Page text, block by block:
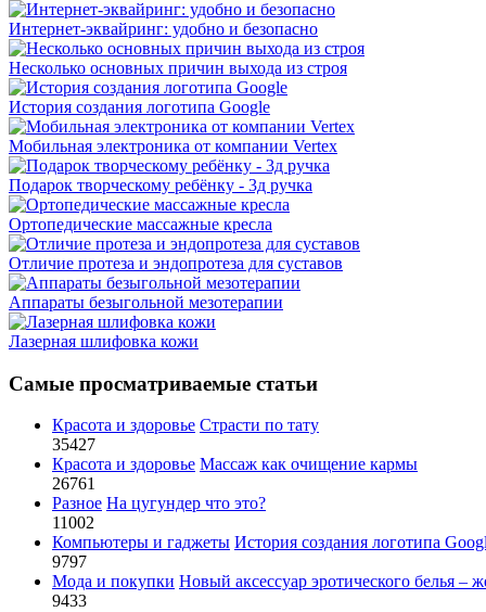
Интернет-эквайринг: удобно и безопасно
Несколько основных причин выхода из строя
История создания логотипа Google
Мобильная электроника от компании Vertex
Подарок творческому ребёнку - 3д ручка
Ортопедические массажные кресла
Отличие протеза и эндопротеза для суставов
Аппараты безыгольной мезотерапии
Лазерная шлифовка кожи
Самые просматриваемые статьи
Красота и здоровье Страсти по тату
35427
Красота и здоровье Массаж как очищение кармы
26761
Разное На цугундер что это?
11002
Компьютеры и гаджеты История создания логотипа
9797
Мода и покупки Новый аксессуар эротического белья –
9433